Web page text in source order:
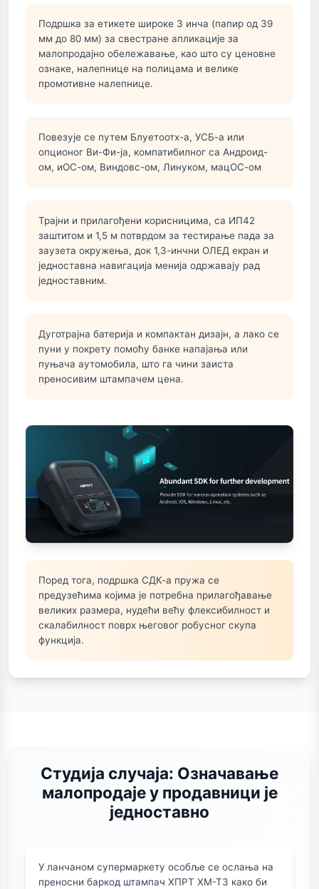
Подршка за етикете широке 3 инча (папир од 39
мм до 80 мм) за свестране апликације за
малопродајно обележавање, као што су ценовне
ознаке, налепнице на полицама и велике
промотивне налепнице.
Повезује се путем Блуетоотх-а, УСБ-а или
опционог Ви-Фи-ја, компатибилног са Андроид-
ом, иОС-ом, Виндовс-ом, Линуком, мацОС-ом
Трајни и прилагођени корисницима, са ИП42
заштитом и 1,5 м потврдом за тестирање пада за
заузета окружења, док 1,3-инчни ОЛЕД екран и
једноставна навигација менија одржавају рад
једноставним.
Дуготрајна батерија и компактан дизајн, а лако се
пуни у покрету помоћу банке напајања или
пуњача аутомобила, што га чини заиста
преносивим штампачем цена.
Поред тога, подршка СДК-а пружа се
предузећима којима је потребна прилагођавање
великих размера, нудећи већу флексибилност и
скалабилност поврх његовог робусног скупа
функција.
Студија случаја: Означавање
малопродаје у продавници је
једноставно
У ланчаном супермаркету особље се ослања на
преносни баркод штампач ХПРТ ХМ-Т3 како би